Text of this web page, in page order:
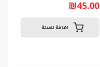
₪45.00
اضافة للسلة